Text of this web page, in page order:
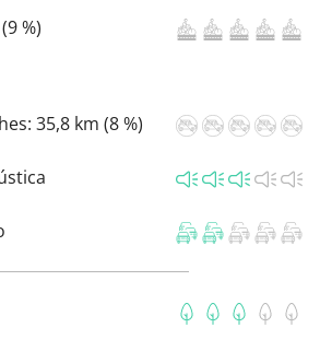
%)
35,8 km (8 %)